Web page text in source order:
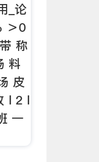
_论
＞0
称
料
皮
l 2 l
一